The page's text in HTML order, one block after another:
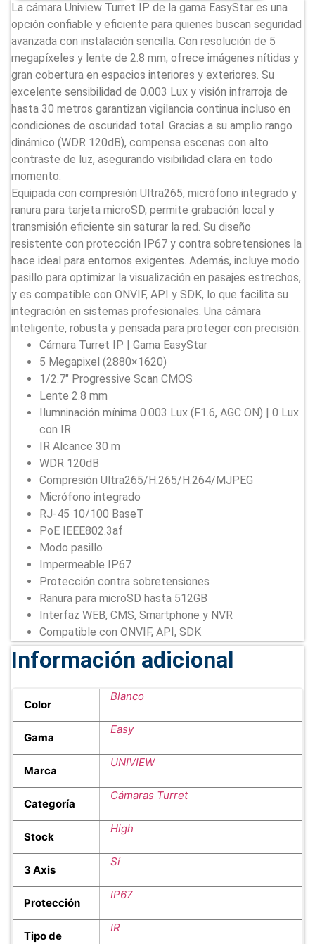
La cámara Uniview Turret IP de la gama EasyStar es una
opción confiable y eficiente para quienes buscan seguridad
avanzada con instalación sencilla. Con resolución de 5
megapíxeles y lente de 2.8 mm, ofrece imágenes nítidas y
gran cobertura en espacios interiores y exteriores. Su
excelente sensibilidad de 0.003 Lux y visión infrarroja de
hasta 30 metros garantizan vigilancia continua incluso en
condiciones de oscuridad total. Gracias a su amplio rango
dinámico (WDR 120dB), compensa escenas con alto
contraste de luz, asegurando visibilidad clara en todo
momento.
Equipada con compresión Ultra265, micrófono integrado y
ranura para tarjeta microSD, permite grabación local y
transmisión eficiente sin saturar la red. Su diseño
resistente con protección IP67 y contra sobretensiones la
hace ideal para entornos exigentes. Además, incluye modo
pasillo para optimizar la visualización en pasajes estrechos,
y es compatible con ONVIF, API y SDK, lo que facilita su
integración en sistemas profesionales. Una cámara
inteligente, robusta y pensada para proteger con precisión.
Cámara Turret IP | Gama EasyStar
5 Megapixel (2880×1620)
1/2.7″ Progressive Scan CMOS
Lente 2.8 mm
Ilumninación mínima 0.003 Lux (F1.6, AGC ON) | 0 Lux
con IR
IR Alcance 30 m
WDR 120dB
Compresión Ultra265/H.265/H.264/MJPEG
Micrófono integrado
RJ-45 10/100 BaseT
PoE IEEE802.3af
Modo pasillo
Impermeable IP67
Protección contra sobretensiones
Ranura para microSD hasta 512GB
Interfaz WEB, CMS, Smartphone y NVR
Compatible con ONVIF, API, SDK
Información adicional
Color
Blanco
Gama
Easy
Marca
UNIVIEW
Categoría
Cámaras Turret
Stock
High
3 Axis
Sí
Protección
IP67
Tipo de
IR